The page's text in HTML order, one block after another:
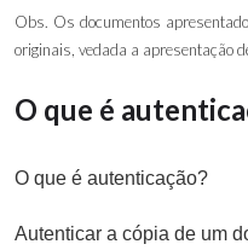
Obs. Os documentos
originais, vedada a apresentação
O que é
O que é autenticação?
Autenticar a cópia de um